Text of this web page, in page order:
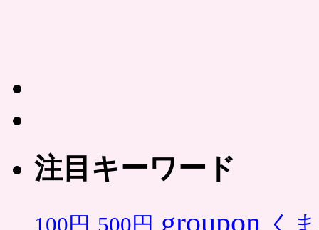
注目キーワード
100円 500円 groupon く